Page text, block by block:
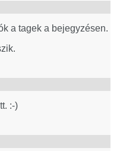
a tagek a bejegyzésen.
:-)